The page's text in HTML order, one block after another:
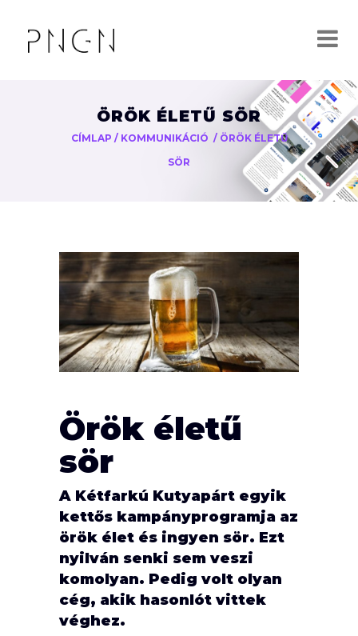
ÖRÖK ÉLETŰ SÖR
CÍMLAP / KOMMUNIKÁCIÓ / ÖRÖK ÉLETŰ
SÖR
Örök életű
sör
A Kétfarkú Kutyapárt egyik
kettős kampányprogramja az
örök élet és ingyen sör. Ezt
nyilván senki sem veszi
komolyan. Pedig volt olyan
cég, akik hasonlót vittek
véghez.